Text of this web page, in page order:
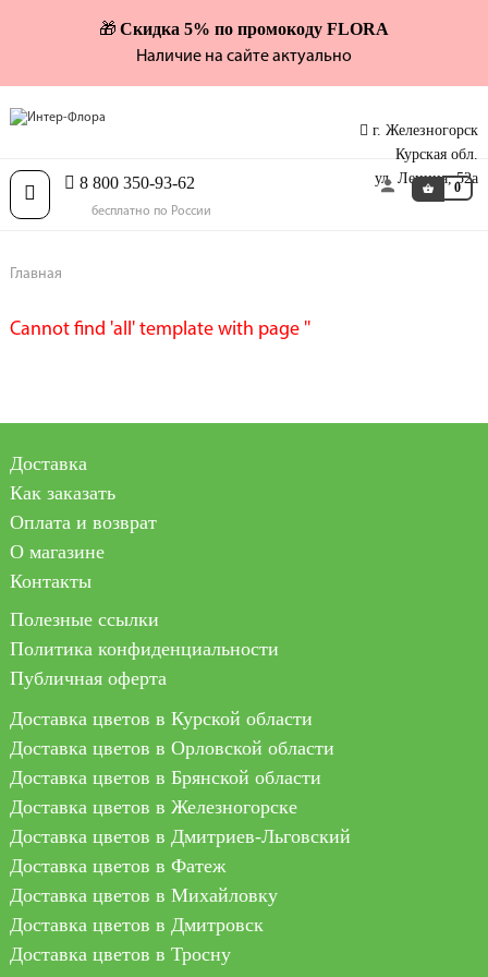
🎁 Скидка 5% по промокоду FLORA
Наличие на сайте актуально
г. Железногорск
Курская обл.
ул. Ленина, 52а
8 800 350-93-62
бесплатно по России
Toggle
navigation
0
Главная
Cannot find 'all' template with page ''
Доставка
Как заказать
Оплата и возврат
О магазине
Контакты
Полезные ссылки
Политика конфиденциальности
Публичная оферта
Доставка цветов в Курской области
Доставка цветов в Орловской области
Доставка цветов в Брянской области
Доставка цветов в Железногорске
Доставка цветов в Дмитриев-Льговский
Доставка цветов в Фатеж
Доставка цветов в Михайловку
Доставка цветов в Дмитровск
Доставка цветов в Тросну